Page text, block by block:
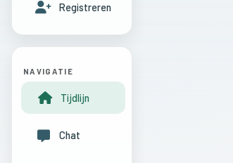
Registreren
NAVIGATIE
Tijdlijn
Chat